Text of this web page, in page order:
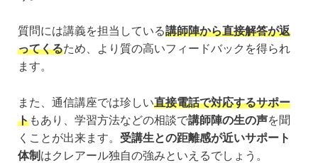
質問には講義を担当している講師陣から直接解答が返
ってくるため、より質の高いフィードバックを得られ
ます。
また、通信講座では珍しい直接電話で対応するサポー
トもあり、学習方法などの相談で講師陣の生の声を聞
くことが出来ます。 受講生との距離感が近いサポート
体制 はクレアール独自の強みといえるでしょう。